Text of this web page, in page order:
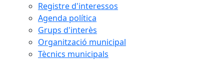
Registre d'interessos
Agenda política
Grups d'interès
Organització municipal
Tècnics municipals